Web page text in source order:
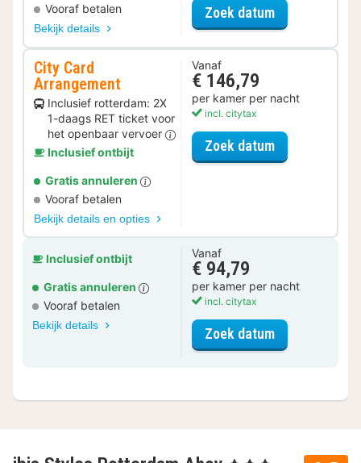
Vooraf betalen
Bekijk details
Zoek datumvoor
City Card
Arrangement
Inclusief rotterdam: 2X
1-daags RET ticket voor
het openbaar vervoer
Inclusief ontbijt
Gratis annuleren
Vooraf betalen
Bekijk details en opties
Vanaf
€ 146,79
per kamer per nacht
incl. citytax
Zoek datumvoor City
Inclusief ontbijt
Gratis annuleren
Vooraf betalen
Bekijk details
Vanaf
€ 94,79
per kamer per nacht
incl. citytax
Zoek datumvoor